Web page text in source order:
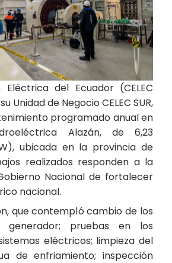
Eléctrica del Ecuador (CELEC
Unidad de Negocio CELEC SUR,
programado anual en
Alazán, de 6,23
ubicada en la provincia de
realizados responden a la
Nacional de fortalecer
nacional.
que contempló cambio de los
generador; pruebas en los
eléctricos; limpieza del
de enfriamiento; inspección